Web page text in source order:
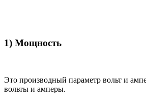
1) Мощность
Это производный параметр вольт и
вольты и амперы.